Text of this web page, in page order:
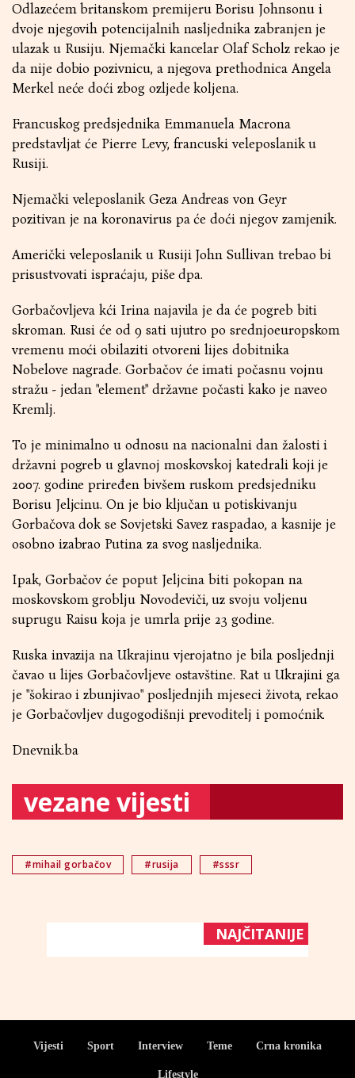
Odlazećem britanskom premijeru Borisu Johnsonu i
dvoje njegovih potencijalnih nasljednika zabranjen je
ulazak u Rusiju. Njemački kancelar Olaf Scholz rekao je
da nije dobio pozivnicu, a njegova prethodnica Angela
Merkel neće doći zbog ozljede koljena.
Francuskog predsjednika Emmanuela Macrona
predstavljat će Pierre Levy, francuski veleposlanik u
Rusiji.
Njemački veleposlanik Geza Andreas von Geyr
pozitivan je na koronavirus pa će doći njegov zamjenik.
Američki veleposlanik u Rusiji John Sullivan trebao bi
prisustvovati ispraćaju, piše dpa.
Gorbačovljeva kći Irina najavila je da će pogreb biti
skroman. Rusi će od 9 sati ujutro po srednjoeuropskom
vremenu moći obilaziti otvoreni lijes dobitnika
Nobelove nagrade. Gorbačov će imati počasnu vojnu
stražu - jedan "element" državne počasti kako je naveo
Kremlj.
To je minimalno u odnosu na nacionalni dan žalosti i
državni pogreb u glavnoj moskovskoj katedrali koji je
2007. godine priređen bivšem ruskom predsjedniku
Borisu Jeljcinu. On je bio ključan u potiskivanju
Gorbačova dok se Sovjetski Savez raspadao, a kasnije je
osobno izabrao Putina za svog nasljednika.
Ipak, Gorbačov će poput Jeljcina biti pokopan na
moskovskom groblju Novodeviči, uz svoju voljenu
suprugu Raisu koja je umrla prije 23 godine.
Ruska invazija na Ukrajinu vjerojatno je bila posljednji
čavao u lijes Gorbačovljeve ostavštine. Rat u Ukrajini ga
je "šokirao i zbunjivao" posljednjih mjeseci života, rekao
je Gorbačovljev dugogodišnji prevoditelj i pomoćnik.
Dnevnik.ba
vezane vijesti
#mihail gorbačov #rusija #sssr
NAJČITANIJE
Vijesti Sport Interview Teme Crna kronika
Lifestyle